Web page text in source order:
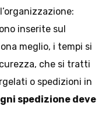
inserite sul
meglio, i tempi si
che si tratti
o spedizioni in
spedizione deve